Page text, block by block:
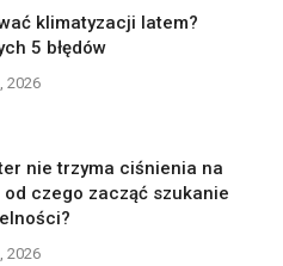
klimatyzacji latem?
5 błędów
2026
nie trzyma ciśnienia na
od czego zacząć szukanie
2026